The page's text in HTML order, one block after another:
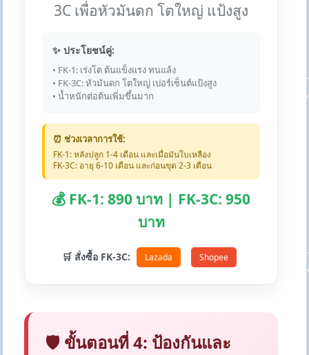
3C เพื่อหัวมันดก โตใหญ่ แป้งสูง
✨ ประโยชน์คู่:
• FK-1: เร่งโต ต้นแข็งแรง ทนแล้ง
• FK-3C: หัวมันดก โตใหญ่ เปอร์เซ็นต์แป้งสูง
• น้ำหนักต่อต้นเพิ่มขึ้นมาก
⏰ ช่วงเวลาการใช้:
FK-1: หลังปลูก 1-4 เดือน และเมื่อมันใบเหลือง
FK-3C: อายุ 6-10 เดือน และก่อนขุด 2-3 เดือน
💰 FK-1: 890 บาท | FK-3C: 950
บาท
🛒 สั่งซื้อ FK-3C: Lazada Shopee
🛡️ ขั้นตอนที่ 4: ป้องกันและ